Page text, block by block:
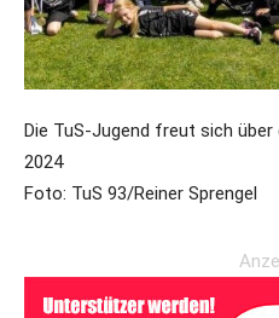
Die TuS-Jugend freut sich
2024
Foto: TuS 93/Reiner Sprengel